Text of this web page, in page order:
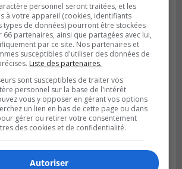
à 06h57
candidate pour le PLQ
personnel seront traitées, et les
à votre appareil (cookies, identifiants
types de données) pourront être stockées
66 partenaires, ainsi que partagées avec lui,
par ce site. Nos partenaires et
susceptibles d'utiliser des données de
Liste des partenaires.
sont susceptibles de traiter vos
personnel sur la base de l'intérêt
vous y opposer en gérant vos options
un lien en bas de cette page ou dans
gérer ou retirer votre consentement
des cookies et de confidentialité.
Autoriser